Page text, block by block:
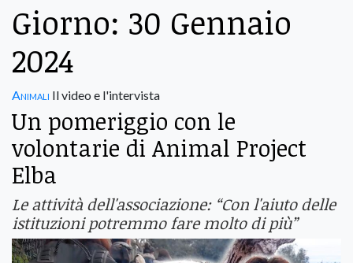
Giorno: 30 Gennaio
2024
Animali Il video e l'intervista
Un pomeriggio con le
volontarie di Animal Project
Elba
Le attività dell'associazione: “Con l'aiuto delle
istituzioni potremmo fare molto di più”